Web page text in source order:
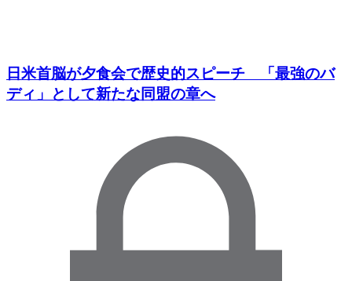
日米首脳が夕食会で歴史的スピーチ 「最強のバ
ディ」として新たな同盟の章へ